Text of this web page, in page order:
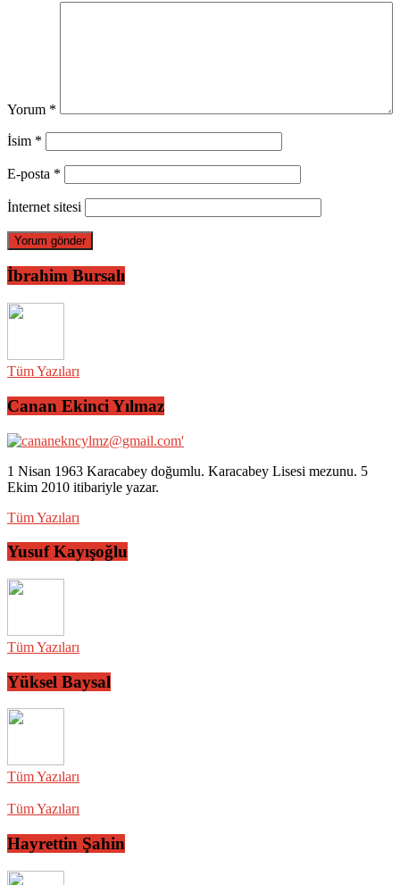
Yorum *
İsim *
E-posta *
İnternet sitesi
İbrahim Bursalı
Tüm Yazıları
Canan Ekinci Yılmaz
1 Nisan 1963 Karacabey doğumlu. Karacabey Lisesi mezunu. 5
Ekim 2010 itibariyle yazar.
Tüm Yazıları
Yusuf Kayışoğlu
Tüm Yazıları
Yüksel Baysal
Tüm Yazıları
Tüm Yazıları
Hayrettin Şahin